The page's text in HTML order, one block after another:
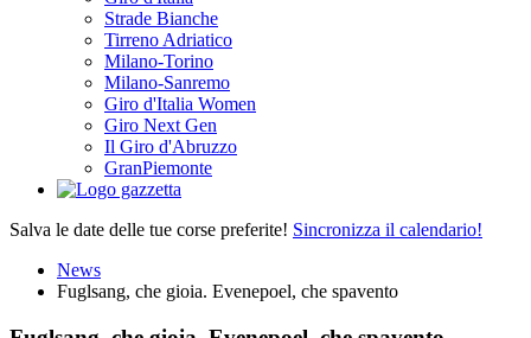
Strade Bianche
Tirreno Adriatico
Milano-Torino
Milano-Sanremo
Giro d'Italia Women
Giro Next Gen
Il Giro d'Abruzzo
GranPiemonte
Salva le date delle tue corse preferite! Sincronizza il calendario!
News
Fuglsang, che gioia. Evenepoel, che spavento